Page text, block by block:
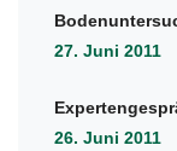
27. Juni 2011
26. Juni 2011